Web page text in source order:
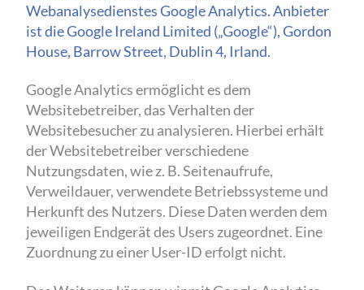
Webanalysedienstes Google Analytics. Anbieter
ist die Google Ireland Limited („Google“), Gordon
House, Barrow Street, Dublin 4, Irland.
Google Analytics ermöglicht es dem
Websitebetreiber, das Verhalten der
Websitebesucher zu analysieren. Hierbei erhält
der Websitebetreiber verschiedene
Nutzungsdaten, wie z. B. Seitenaufrufe,
Verweildauer, verwendete Betriebssysteme und
Herkunft des Nutzers. Diese Daten werden dem
jeweiligen Endgerät des Users zugeordnet. Eine
Zuordnung zu einer User-ID erfolgt nicht.